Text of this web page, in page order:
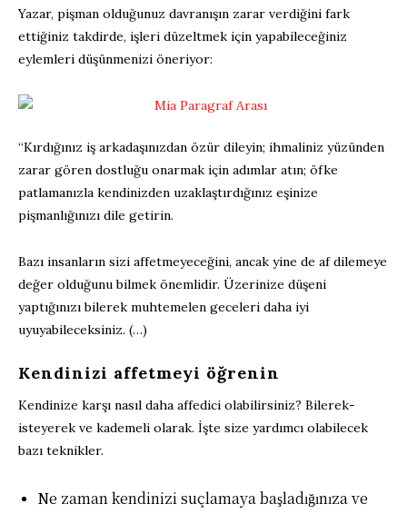
Yazar, pişman olduğunuz davranışın zarar verdiğini fark
ettiğiniz takdirde, işleri düzeltmek için yapabileceğiniz
eylemleri düşünmenizi öneriyor:
“Kırdığınız iş arkadaşınızdan özür dileyin; ihmaliniz yüzünden
zarar gören dostluğu onarmak için adımlar atın; öfke
patlamanızla kendinizden uzaklaştırdığınız eşinize
pişmanlığınızı dile getirin.
Bazı insanların sizi affetmeyeceğini, ancak yine de af dilemeye
değer olduğunu bilmek önemlidir. Üzerinize düşeni
yaptığınızı bilerek muhtemelen geceleri daha iyi
uyuyabileceksiniz. (…)
Kendinizi affetmeyi öğrenin
Kendinize karşı nasıl daha affedici olabilirsiniz? Bilerek-
isteyerek ve kademeli olarak. İşte size yardımcı olabilecek
bazı teknikler.
Ne zaman kendinizi suçlamaya başladığınıza ve